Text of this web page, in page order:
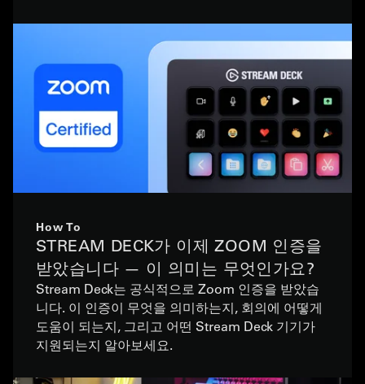
How To
STREAM DECK가 이제 ZOOM 인증을
받았습니다 — 이 의미는 무엇인가요?
Stream Deck는 공식적으로 Zoom 인증을 받았습
니다. 이 인증이 무엇을 의미하는지, 회의에 어떻게
도움이 되는지, 그리고 어떤 Stream Deck 기기가
지원되는지 알아보세요.